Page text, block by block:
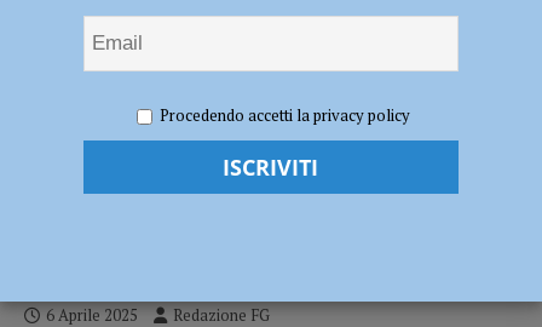
le sponde del Po a Isola Serafini, raccolti oltre 400 chili di rifiuti
I volontari ripuliscono le sponde del Po a
6 Aprile 2025 Redazione FG
Procedendo accetti la privacy policy